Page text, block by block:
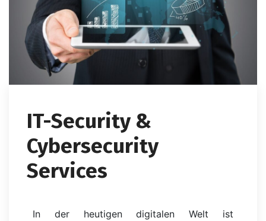
IT-Security &
Cybersecurity
Services
In der heutigen digitalen Welt ist